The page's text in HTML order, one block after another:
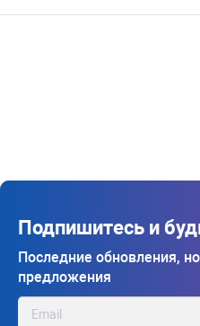
Подпишитесь и
Последние обновления,
предложения